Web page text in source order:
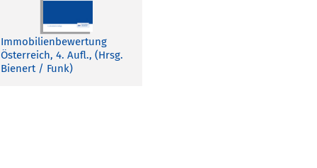
Immobilienbewertung
Österreich, 4. Aufl., (Hrsg.
Bienert / Funk)